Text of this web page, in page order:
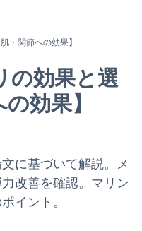
・関節への効果】
の効果と選
効果】
に基づいて解説。メ
改善を確認。マリン
イント。